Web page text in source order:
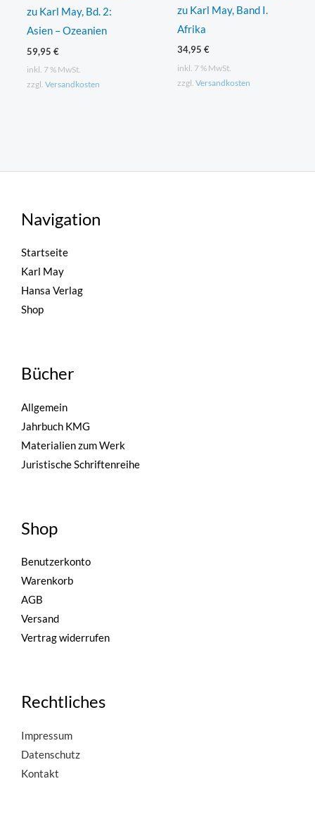
zu Karl May, Bd. 2:
Asien – Ozeanien
59,95 €
inkl. 7 % MwSt.
zzgl. Versandkosten
zu Karl May, Band I.
Afrika
34,95 €
inkl. 7 % MwSt.
zzgl. Versandkosten
Navigation
Startseite
Karl May
Hansa Verlag
Shop
Bücher
Allgemein
Jahrbuch KMG
Materialien zum Werk
Juristische Schriftenreihe
Shop
Benutzerkonto
Warenkorb
AGB
Versand
Vertrag widerrufen
Rechtliches
Impressum
Datenschutz
Kontakt